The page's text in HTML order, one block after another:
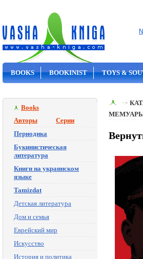
BOOKS BOOKINIST TOYS &
Books
Авторы
Серии
Периодика
Букинистическая
литература
Книги на украинском
языке
Tamizdat
Детская литература
Дом и семья
Еврейский мир
Искусство
История и политика